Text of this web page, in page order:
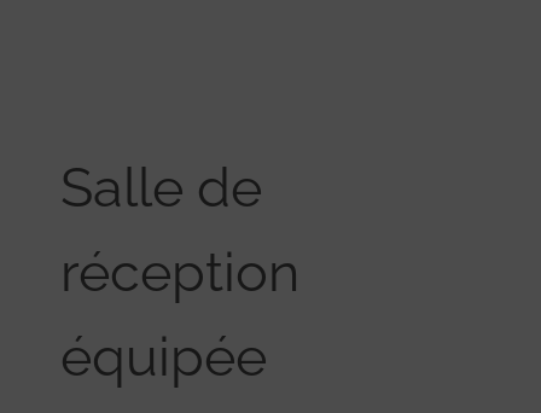
Salle de
réception
équipée